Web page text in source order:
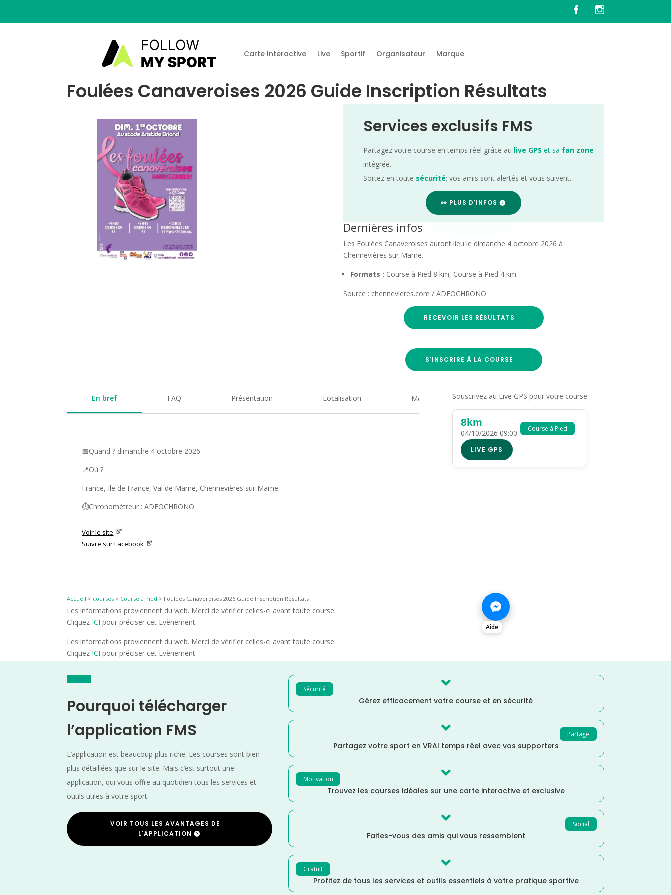
Carte Interactive Live Sportif Organisateur Marque
Foulées Canaveroises 2026 Guide Inscription Résultats
Services exclusifs FMS
Partagez votre course en temps réel grâce au live GPS et sa fan zone
intégrée.
Sortez en toute sécurité; vos amis sont alertés et vous suivent.
👀 PLUS D'INFOS
Dernières infos
Les Foulées Canaveroises auront lieu le dimanche 4 octobre 2026 à
Chennevières sur Marne.
Formats : Course à Pied 8 km, Course à Pied 4 km.
Source : chennevieres.com / ADEOCHRONO
RECEVOIR LES RÉSULTATS
S'INSCRIRE À LA COURSE
En bref FAQ Présentation Localisation Medias
📅Quand ? dimanche 4 octobre 2026
📍Où ?
France, Ile de France, Val de Marne, Chennevières sur Marne
⏱️Chronomètreur : ADEOCHRONO
Voir le site
Suivre sur Facebook
Souscrivez au Live GPS pour votre course
Course à Pied
8km
04/10/2026 09:00
LIVE GPS
Accueil > courses > Course à Pied > Foulées Canaveroises 2026 Guide Inscription Résultats
Les informations proviennent du web. Merci de vérifier celles-ci avant toute course.
Cliquez ICI pour préciser cet Evènement
Les informations proviennent du web. Merci de vérifier celles-ci avant toute course.
Cliquez ICI pour préciser cet Evènement
Aide
Pourquoi télécharger
l’application FMS
L’application est beaucoup plus riche. Les courses sont bien
plus détaillées que sur le site. Mais c’est surtout une
application, qui vous offre au quotidien tous les services et
outils utiles à votre sport.
VOIR TOUS LES AVANTAGES DE
L'APPLICATION
Sécurité 
Gérez efficacement votre course et en sécurité
Partage

Partagez votre sport en VRAI temps réel avec vos supporters
Motivation 
Trouvez les courses idéales sur une carte interactive et exclusive
Social

Faites-vous des amis qui vous ressemblent
Gratuit 
Profitez de tous les services et outils essentiels à votre pratique sportive